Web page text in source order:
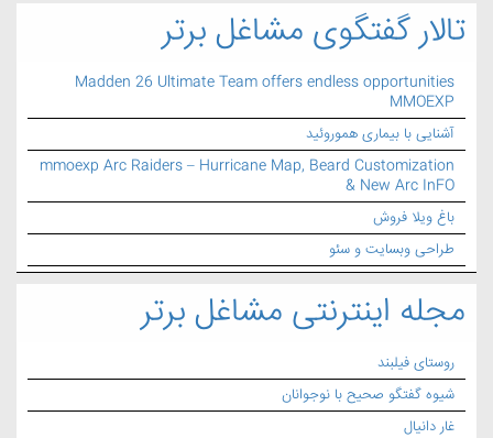
تالار گفتگوی مشاغل برتر
Madden 26 Ultimate Team offers endless opportunities
MMOEXP
آشنایی با بیماری هموروئید
mmoexp Arc Raiders – Hurricane Map, Beard Customization
& New Arc InFO
باغ ویلا فروش
طراحی وبسایت و سئو
مجله اینترنتی مشاغل برتر
روستای فیلبند
شیوه گفتگو صحیح با نوجوانان
غار دانیال